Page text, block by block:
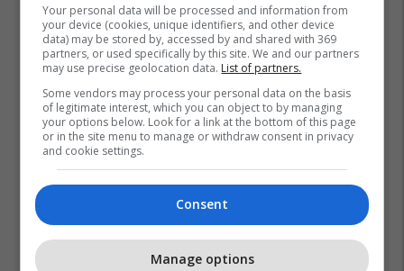
26/07/2026
Pesë ditë pas marrjes së
detyrës, shefi i ri i ushtrisë
ukrainase urdhëron
kontroll të madh
26/07/2026
miliona euro në xhep,
zbulohet sa fituan Joshua
e Prenga
Vëllai iu etiketua si pjesëtar
Your personal data will be processed and information from
your device (cookies, unique identifiers, and other device
data) may be stored by, accessed by and shared with 369
partners, or used specifically by this site. We and our partners
may use precise geolocation data. List of partners.
Some vendors may process your personal data on the basis
of legitimate interest, which you can object to by managing
your options below. Look for a link at the bottom of this page
or in the site menu to manage or withdraw consent in privacy
and cookie settings.
Consent
Manage options